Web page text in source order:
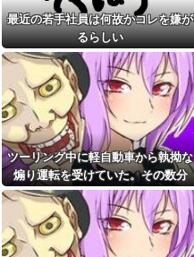
【画像】俺たちの姫本田望
結、久しぶりに画像を投稿した
結果→やっぱりワイらの姫だっ
たw w w w w w w w w w
寺田心、週6ジム通いで体重
62kg→82kgに 110kgのベンチ
プレス持ち上げる姿披露
ちいかわ作者さん、総額30億
超の大豪邸を建てるｗｗｗｗｗ
ｗｗｗｗｗｗｗｗｗｗｗｗｗｗ
【画像】居酒屋さん、6人で長
居して会計4939円しか使わない
客にお気持ち表明してしまう←
コレどっちが悪いん
や？？？？？？
マックの招待券を使おうとし
たら店員に番号を聞かれた。激
怒した僕は「どうしてくれんね
最近の若手社員は何故かコレを嫌が
るらしい
ツーリング中に軽自動車から執拗な
煽り運転を受けていた。その数分
後、思わぬ結末を目撃することにな
り…